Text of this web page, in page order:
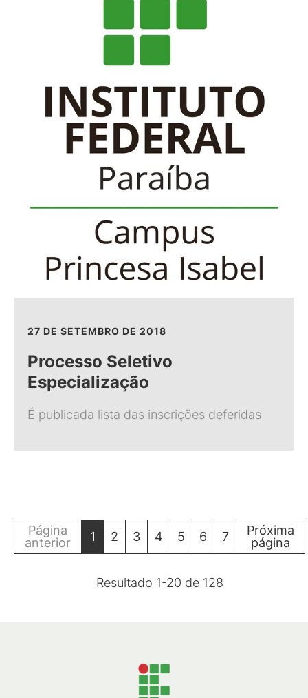
27 DE SETEMBRO DE 2018
Processo Seletivo
Especialização
É publicada lista das inscrições deferidas
Página
anterior
1 2 3 4 5 6 7
Próxima
página
Resultado 1-20 de 128